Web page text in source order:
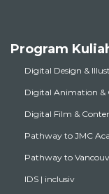
Program
Digital Design &
Digital Animation &
Digital Film &
Pathway to JMC
Pathway to
IDS | inclusiv